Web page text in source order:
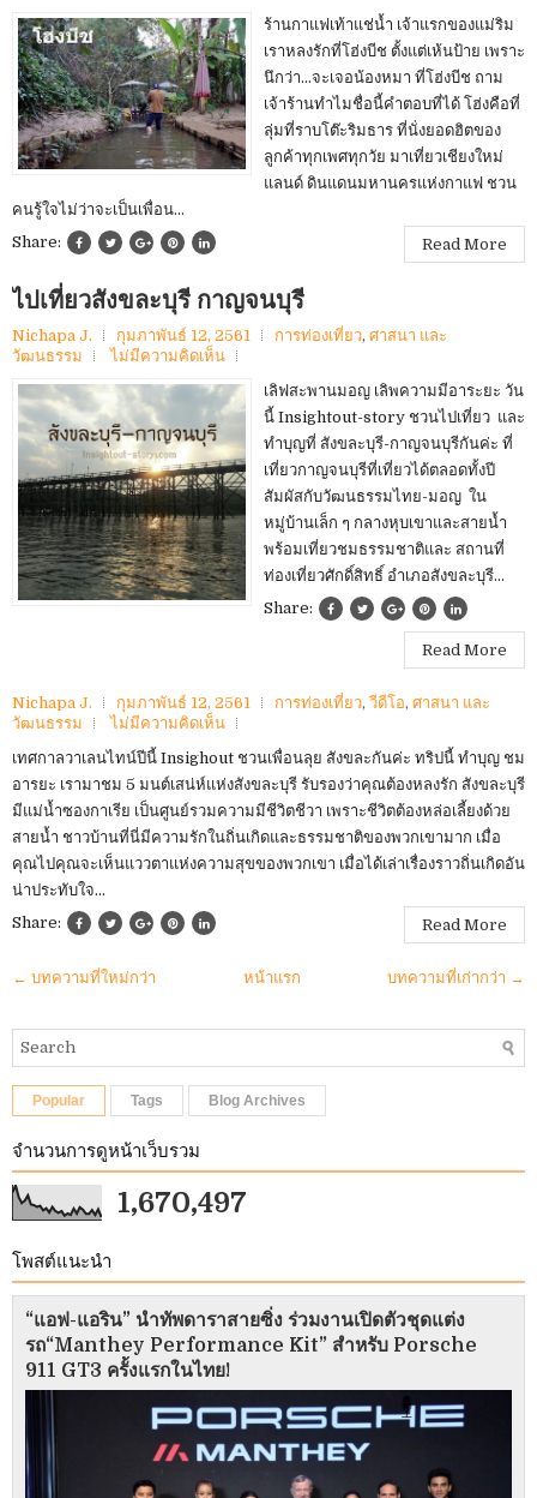
ร้านกาแฟเท้าแช่น้ำ เจ้าแรกของแม่ริม
เราหลงรักที่โฮ่งบีช ตั้งแต่เห้นป้าย เพราะ
นึกว่า…จะเจอน้องหมา ที่โฮ่งบีช ถาม
เจ้าร้านทำไมชื่อนี้คำตอบที่ได้ โฮ่งคือที่
ลุ่มที่ราบโต๊ะริมธาร ที่นั่งยอดฮิตของ
ลูกค้าทุกเพศทุกวัย มาเที่ยวเชียงใหม่
แลนด์ ดินแดนมหานครแห่งกาแฟ ชวน
คนรู้ใจไม่ว่าจะเป็นเพื่อน...
Share:
Read More
ไปเที่ยวสังขละบุรี กาญจนบุรี
Nichapa J. กุมภาพันธ์ 12, 2561 การท่องเที่ยว, ศาสนา และ
วัฒนธรรม
ไม่มีความคิดเห็น
เลิฟสะพานมอญ เลิพความมีอาระยะ วัน
นี้ Insightout-story ชวนไปเที่ยว และ
ทำบุญที่ สังขละบุรี-กาญจนบุรีกันค่ะ ที่
เที่ยวกาญจนบุรีที่เที่ยวได้ตลอดทั้งปี
สัมผัสกับวัฒนธรรมไทย-มอญ ใน
หมู่บ้านเล็ก ๆ กลางหุบเขาและสายน้ำ
พร้อมเที่ยวชมธรรมชาติและ สถานที่
ท่องเที่ยวศักดิ์สิทธิ์ อำเภอสังขละบุรี...
Share:
Read More
Nichapa J. กุมภาพันธ์ 12, 2561 การท่องเที่ยว, วีดีโอ, ศาสนา และ
วัฒนธรรม
ไม่มีความคิดเห็น
เทศกาลวาเลนไทน์ปีนี้ Insighout ชวนเพื่อนลุย สังขละกันค่ะ ทริปนี้ ทำบุญ ชม
อารยะ เรามาชม 5 มนต์เสน่ห์แห่งสังขละบุรี รับรองว่าคุณต้องหลงรัก สังขละบุรี
มีแม่น้ำซองกาเรีย เป็นศูนย์รวมความมีชีวิตชีวา เพราะชีวิตต้องหล่อเลี้ยงด้วย
สายน้ำ ชาวบ้านที่นี่มีความรักในถิ่นเกิดและธรรมชาติของพวกเขามาก เมื่อ
คุณไปคุณจะเห็นแววตาแห่งความสุขของพวกเขา เมื่อได้เล่าเรื่องราวถิ่นเกิดอัน
น่าประทับใจ...
Share:
Read More
← บทความที่ใหม่กว่า บทความที่เก่ากว่า →
หน้าแรก
Popular Tags Blog Archives
จำนวนการดูหน้าเว็บรวม
1,670,497
โพสต์แนะนำ
“แอฟ-แอริน” นำทัพดาราสายซิ่ง ร่วมงานเปิดตัวชุดแต่ง
รถ“Manthey Performance Kit” สำหรับ Porsche
911 GT3 ครั้งแรกในไทย!